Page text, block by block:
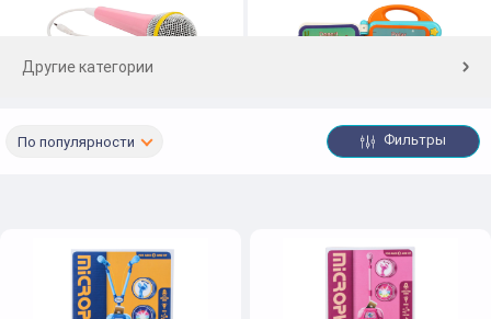
Другие категории
По популярности Фильтры